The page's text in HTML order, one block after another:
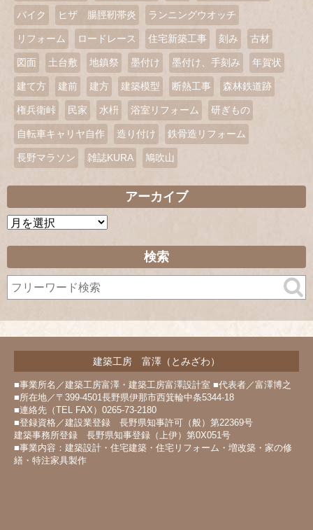
バイク ヒザ 腸脛靭帯炎 ランニングウオッチ
リフォーム ロードレース 住宅新築工事 刻み 古材
図面 土台敷 地鎮祭 墨付け 墨付け、手刻み 年賀状
建て方 建前 建方 建築模型 断熱工事 森林鉄道跡
権兵衛峠 民家 水枡 浴室リフォーム 研ぎもの
自転車キャリヤ自作 造り付け 鉄骨造リフォーム
長野マラソン 雑誌KURA 鳩吹山
アーカイブ
ア
イ
ブ
検索
建築工房 富澤（とみざわ）
■事業所名／建築工房富澤・建築工房富澤設計室 ■代表者／富澤博之
■所在地／〒399-4501長野県伊那市西箕輪中条5344-18
■連絡先（TEL FAX）0265-73-2180
■登録資格／建設業登録 長野県知事許可（般）第22369号
建築事務所登録 長野県知事登録（上伊）第0X051号
■事業内容：建築設計・住宅建築・住宅リフォーム・増改築・家の修
繕・特注家具製作